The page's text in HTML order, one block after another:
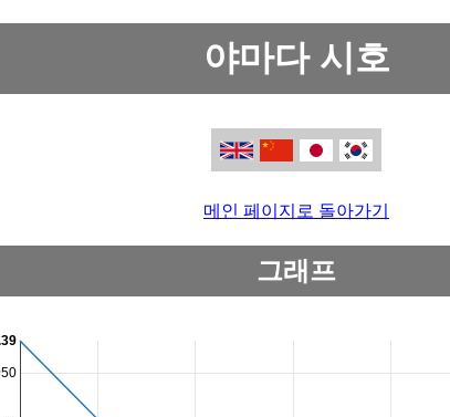
야마다 시호
메인 페이지로 돌아가기
그래프